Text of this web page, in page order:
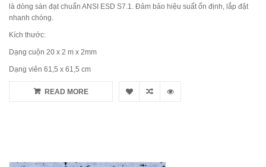
là dòng sàn đạt chuẩn ANSI ESD S7.1. Đảm bảo hiệu suất ổn định, lắp đặt
nhanh chóng.
Kích thước:
Dạng cuộn 20 x 2 m x 2mm
Dạng viên 61,5 x 61,5 cm
READ MORE